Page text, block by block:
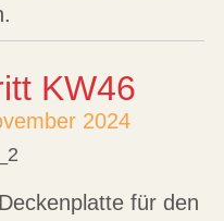
KW46
2024
für den